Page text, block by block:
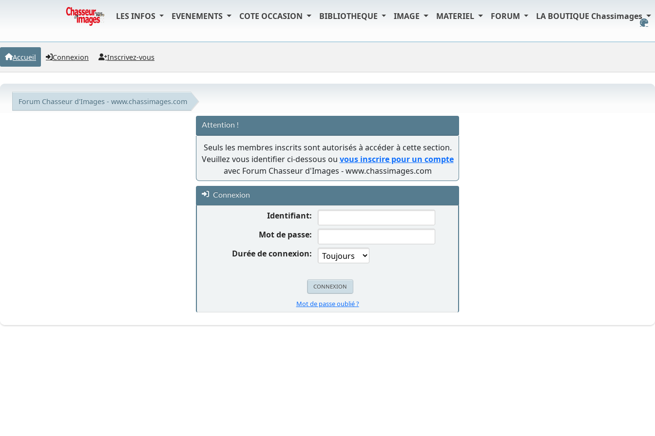
LES INFOS EVENEMENTS COTE OCCASION BIBLIOTHEQUE IMAGE MATERIEL FORUM LA BOUTIQUE Chassimages
Accueil Connexion Inscrivez-vous
Forum Chasseur d'Images - www.chassimages.com
Attention !
Seuls les membres inscrits sont autorisés à accéder à cette section.
Veuillez vous identifier ci-dessous ou vous inscrire pour un compte
avec Forum Chasseur d'Images - www.chassimages.com
Connexion
Identifiant:
Mot de passe:
Durée de connexion:
Mot de passe oublié ?